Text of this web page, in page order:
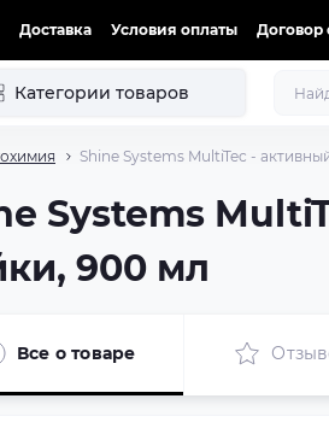
Доставка Условия оплаты Договор
Категории товаров
Shine Systems MultiTec -
Systems
900 мл
Все о товаре